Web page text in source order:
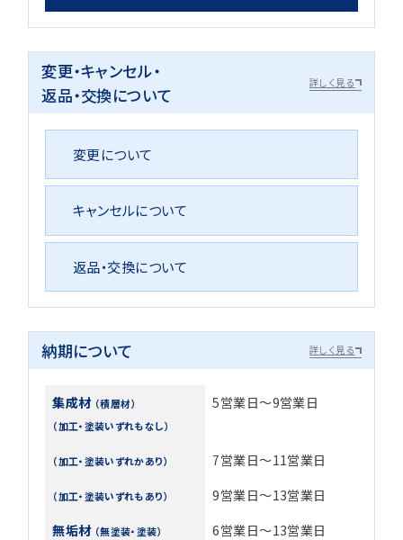
変更・キャンセル・
返品・交換について
詳しく見る
変更について
キャンセルについて
返品・交換について
納期について 詳しく見る
集成材 （積層材）
（加工・塗装いずれもなし）
5営業日～9営業日
（加工・塗装いずれかあり） 7営業日～11営業日
（加工・塗装いずれもあり）
9営業日～13営業日
無垢材 （無塗装・塗装）
6営業日～13営業日